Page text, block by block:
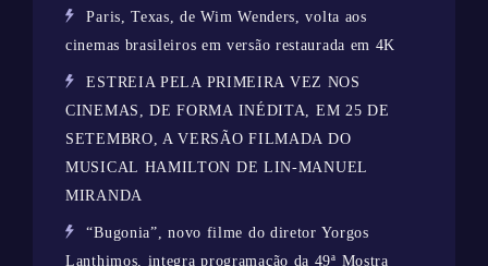
Paris, Texas, de Wim Wenders, volta aos
cinemas brasileiros em versão restaurada em 4K
ESTREIA PELA PRIMEIRA VEZ NOS
CINEMAS, DE FORMA INÉDITA, EM 25 DE
SETEMBRO, A VERSÃO FILMADA DO
MUSICAL HAMILTON DE LIN-MANUEL
MIRANDA
“Bugonia”, novo filme do diretor Yorgos
Lanthimos, integra programação da 49ª Mostra